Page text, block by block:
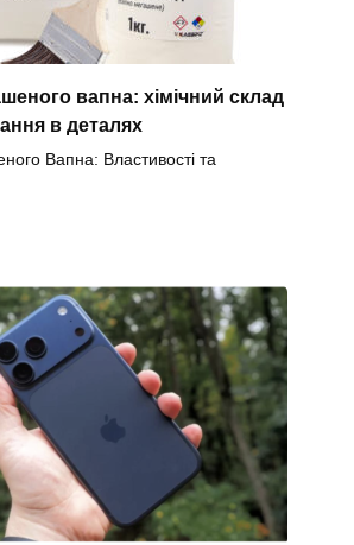
вапна: хімічний склад
в деталях
Вапна: Властивості та